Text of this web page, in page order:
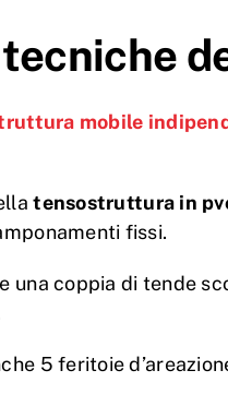
mobile
tensostruttura in
fissi.
coppia di tende
5 feritoie